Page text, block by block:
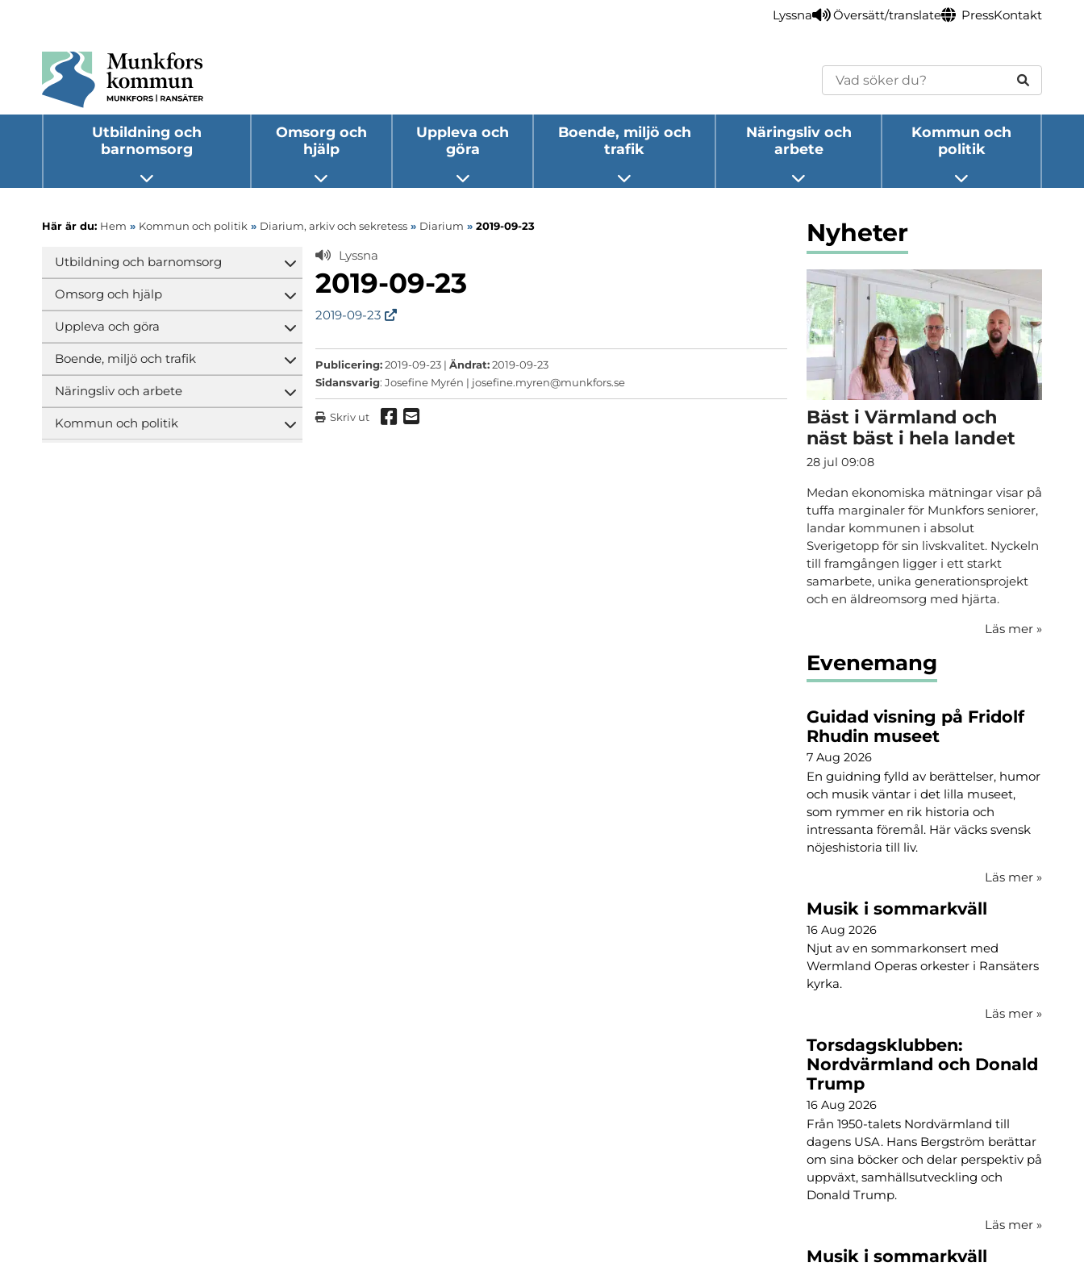
Lyssna Översätt/translate PressKontakt
Sök
Utbildning och
barnomsorg
Öppna undermeny
Omsorg och
hjälp
Öppna undermeny
Uppleva och
göra
Öppna undermeny
Boende, miljö och
trafik
Öppna undermeny
Näringsliv och
arbete
Öppna undermeny
Kommun och
politik
Öppna undermeny
Här är du: Hem » Kommun och politik » Diarium, arkiv och sekretess » Diarium » 2019-09-23
Utbildning och barnomsorg
Öppna undermeny
Omsorg och hjälp
Öppna undermeny
Uppleva och göra
Öppna undermeny
Boende, miljö och trafik
Öppna undermeny
Näringsliv och arbete
Öppna undermeny
Kommun och politik
Öppna undermeny
Lyssna
2019-09-23
2019-09-23
Publicering:2019-09-23 |Ändrat:2019-09-23
Sidansvarig: Josefine Myrén | josefine.myren@munkfors.se
Skriv ut Dela via Facebook
Dela via mail
Nyheter
Bäst i Värmland och
näst bäst i hela landet
28 jul 09:08
Medan ekonomiska mätningar visar på
tuffa marginaler för Munkfors seniorer,
landar kommunen i absolut
Sverigetopp för sin livskvalitet. Nyckeln
till framgången ligger i ett starkt
samarbete, unika generationsprojekt
och en äldreomsorg med hjärta.
Läs mer »
Evenemang
Guidad visning på Fridolf
Rhudin museet
7 Aug 2026
En guidning fylld av berättelser, humor
och musik väntar i det lilla museet,
som rymmer en rik historia och
intressanta föremål. Här väcks svensk
nöjeshistoria till liv.
Läs mer »
Musik i sommarkväll
16 Aug 2026
Njut av en sommarkonsert med
Wermland Operas orkester i Ransäters
kyrka.
Läs mer »
Torsdagsklubben:
Nordvärmland och Donald
Trump
16 Aug 2026
Från 1950-talets Nordvärmland till
dagens USA. Hans Bergström berättar
om sina böcker och delar perspektiv på
uppväxt, samhällsutveckling och
Donald Trump.
Läs mer »
Musik i sommarkväll